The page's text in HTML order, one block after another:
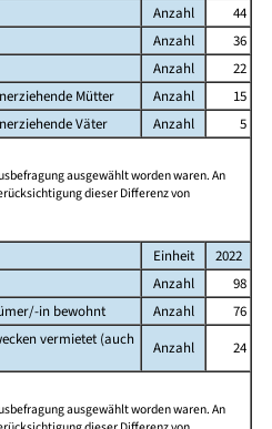
Anzahl
44
Anzahl
36
Anzahl
22
Mütter
Anzahl
15
Väter
Anzahl
5
ausgewählt worden waren. An
dieser Differenz von
Einheit
2022
Anzahl
98
in bewohnt Anzahl
76
vermietet (auch
Anzahl
24
ausgewählt worden waren. An